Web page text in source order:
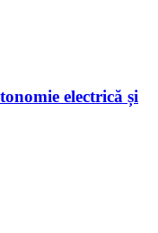
electrică și